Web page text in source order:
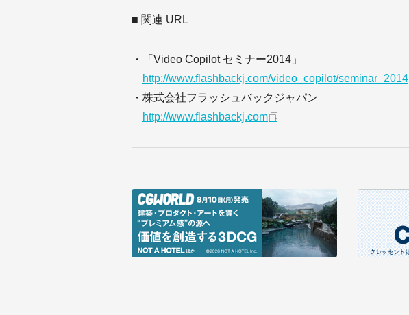
■ 関連 URL
・「Video Copilot セミナー2014」
http://www.flashbackj.com/video_copilot/seminar_2014
・株式会社フラッシュバックジャパン
http://www.flashbackj.com